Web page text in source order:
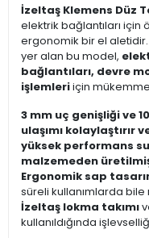
İzeltaş Klemens Düz
elektrik bağlantıları için
ergonomik bir el aletidir.
yer alan bu model,
bağlantıları, devre
işlemleriiçin
3 mm uç genişliği ve
ulaşımı
yüksek performans
malzemeden
Ergonomik sap
süreli kullanımlarda
İzeltaş lokma takımı
kullanıldığında